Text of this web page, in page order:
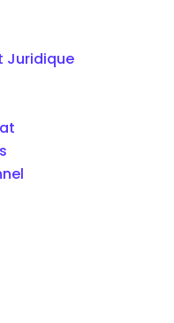
Juridique